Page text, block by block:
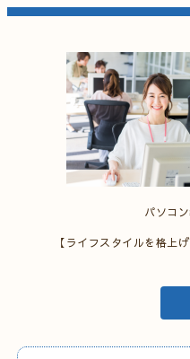
パソコ
【ライフスタイルを格上